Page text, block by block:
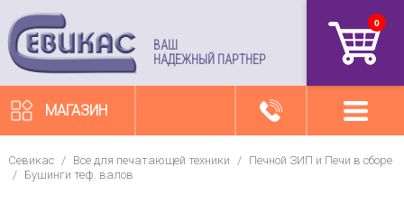
ВАШ
НАДЕЖНЫЙ ПАРТНЕР
0
МАГАЗИН
Севикас / Все для печатающей техники /
Печной ЗИП и Печи в сборе
/
Бушинги теф. валов